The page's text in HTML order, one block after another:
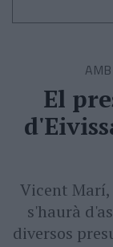
El
Vicent Marí,
s'haurà
diversos